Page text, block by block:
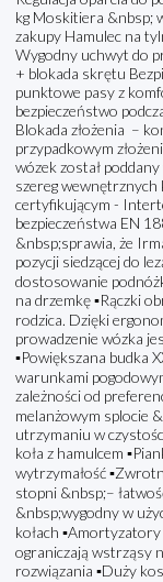
kg Moskitiera &nbsp;
zakupy Hamulec na
Wygodny uchwyt do
+ blokada skrętu
punktowe pasy z
bezpieczeństwo
Blokada złożenia –
przypadkowym
wózek został
szereg
certyfikującym -
bezpieczeństwa EN
&nbsp;sprawia, że
pozycji siedzącej do
dostosowanie
na drzemkę ▪️Rączki
rodzica. Dzięki
prowadzenie wózka
▪️Powiększana budka
warunkami
zależności od
melanżowym splocie
utrzymaniu w
koła z hamulcem
wytrzymałość
stopni &nbsp;–
&nbsp;wygodny w
kołach
ograniczają wstrząsy
rozwiązania ▪️Duży